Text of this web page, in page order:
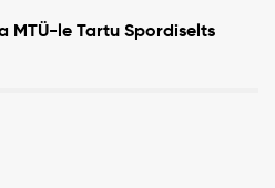
MTÜ-le Tartu Spordiselts